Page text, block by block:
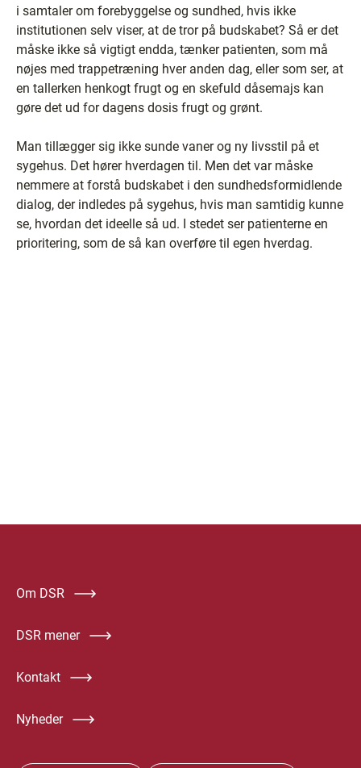
i samtaler om forebyggelse og sundhed, hvis ikke
institutionen selv viser, at de tror på budskabet? Så er det
måske ikke så vigtigt endda, tænker patienten, som må
nøjes med trappetræning hver anden dag, eller som ser, at
en tallerken henkogt frugt og en skefuld dåsemajs kan
gøre det ud for dagens dosis frugt og grønt.
Man tillægger sig ikke sunde vaner og ny livsstil på et
sygehus. Det hører hverdagen til. Men det var måske
nemmere at forstå budskabet i den sundhedsformidlende
dialog, der indledes på sygehus, hvis man samtidig kunne
se, hvordan det ideelle så ud. I stedet ser patienterne en
prioritering, som de så kan overføre til egen hverdag.
Om DSR
DSR mener
Kontakt
Nyheder